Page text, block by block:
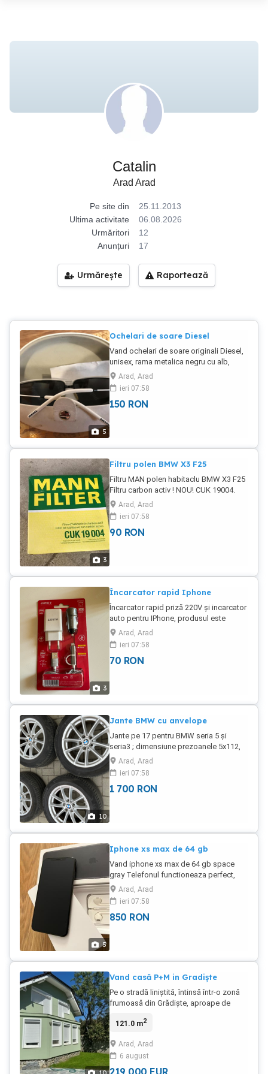
Catalin
Arad Arad
Pe site din
25.11.2013
Ultima activitate
06.08.2026
Urmăritori
12
Anunțuri
17
Urmărește Raportează
5
Ochelari de soare Diesel
Vand ochelari de soare originali Diesel,
unisex, rama metalica negru cu alb,
lentile culoare inchisa, inca un set de
lentile rezerva !! Produsul este nou!
Arad, Arad
ieri 07:58
150 RON
3
Filtru polen BMW X3 F25
Filtru MAN polen habitaclu BMW X3 F25
Filtru carbon activ ! NOU! CUK 19004.
PRET 90 LEI negociabil!
Arad, Arad
ieri 07:58
90 RON
3
Încarcator rapid Iphone
Încarcator rapid priză 220V și incarcator
auto pentru IPhone, produsul este
sigilat; nou în cutie!
Arad, Arad
ieri 07:58
70 RON
10
Jante BMW cu anvelope
Jante pe 17 pentru BMW seria 5 și
seria3 ; dimensiune prezoanele 5x112,
pentru G30- G31; cu anvelope. Anvelope
de vara Michelin; dimensiune 225 55 17
fabricate in 2017 : DOT 2617 stare buna;
sunt Run Flat.
Arad, Arad
ieri 07:58
1 700 RON
5
Iphone xs max de 64 gb
Vand iphone xs max de 64 gb space
gray Telefonul functioneaza perfect,
fara nici o urma de utilizare pe el Arata si
functioneaza 10 10. Predare si verificare
in Arad. Nu doresc schimb !
Arad, Arad
ieri 07:58
850 RON
Vand casă P+M in Gradiște
Pe o stradă liniștită, întinsă într-o zonă
frumoasă din Grădiște, aproape de
finalizată in 2016. La mansardă avem trei
cabină de duș, un hol cu casa scării, iar
la parter avem, o bucătărie generoasă și
un living generos, o baie de servici, un
121.0 m2
Arad, Arad
6 august
219 000 EUR